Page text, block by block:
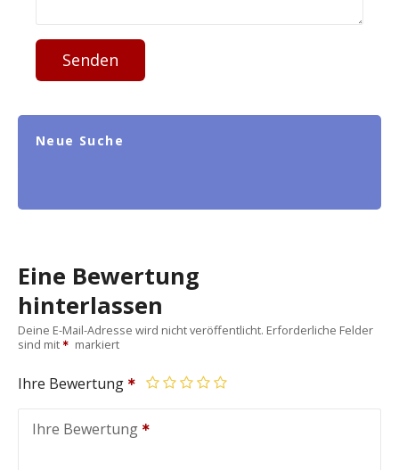
Senden
Neue Suche
Eine Bewertung
hinterlassen
Deine E-Mail-Adresse wird nicht veröffentlicht. Erforderliche Felder
sind mit
markiert
Ihre Bewertung
Ihre Bewertung